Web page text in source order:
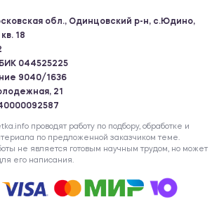
обл., Одинцовский р-н, с.Юдино,
18
044525225
9040/1636
21
проводят работу по подбору, обработке и
по предложенной заказчиком теме.
не является готовым научным трудом, но может
его написания.